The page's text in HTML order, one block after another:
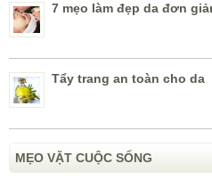
7 mẹo làm đẹp da đơn
Tẩy trang an toàn cho da
MẸO VẶT CUỘC SỐNG